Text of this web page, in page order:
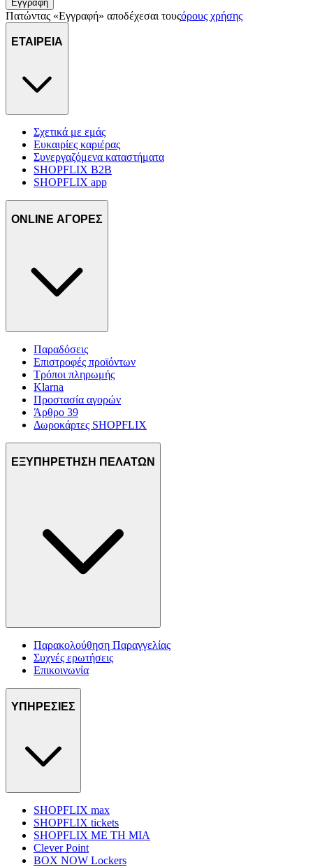
Εγγραφή
Πατώντας «Εγγραφή» αποδέχεσαι τουςόρους χρήσης
ΕΤΑΙΡΕΙΑ
Σχετικά με εμάς
Ευκαιρίες καριέρας
Συνεργαζόμενα καταστήματα
SHOPFLIX B2B
SHOPFLIX app
ONLINE ΑΓΟΡΕΣ
Παραδόσεις
Επιστροφές προϊόντων
Τρόποι πληρωμής
Klarna
Προστασία αγορών
Άρθρο 39
Δωροκάρτες SHOPFLIX
ΕΞΥΠΗΡΕΤΗΣΗ ΠΕΛΑΤΩΝ
Παρακολούθηση Παραγγελίας
Συχνές ερωτήσεις
Επικοινωνία
ΥΠΗΡΕΣΙΕΣ
SHOPFLIX max
SHOPFLIX tickets
SHOPFLIX ΜΕ ΤΗ ΜΙΑ
Clever Point
BOX NOW Lockers